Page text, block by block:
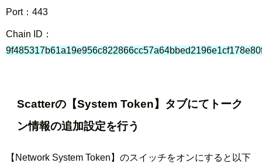
Port：443
Chain ID：
Scatterの【System Token】タブにてトーク
ン情報の追加設定を行う
【Network System Token】のスイッチをオンにすると以下